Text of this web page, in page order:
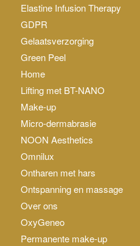
Elastine Infusion Therapy
GDPR
Gelaatsverzorging
Green Peel
Home
Lifting met BT-NANO
Make-up
Micro-dermabrasie
NOON Aesthetics
Omnilux
Ontharen met hars
Ontspanning en massage
Over ons
OxyGeneo
Permanente make-up